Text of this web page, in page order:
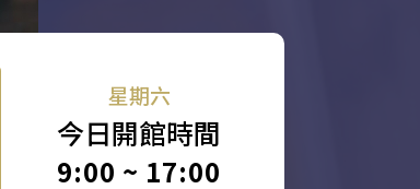
星期六
今日開館時間
9:00 ~ 17:00